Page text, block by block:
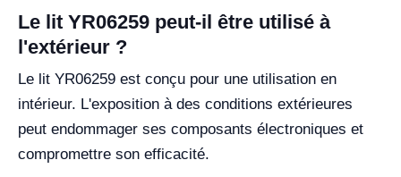
Le lit YR06259 peut-il être utilisé à
l'extérieur ?
Le lit YR06259 est conçu pour une utilisation en
intérieur. L'exposition à des conditions extérieures
peut endommager ses composants électroniques et
compromettre son efficacité.